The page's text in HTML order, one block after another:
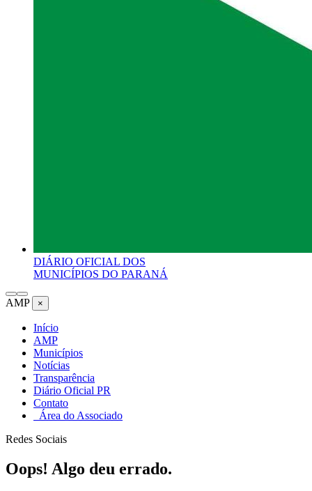
DIÁRIO OFICIAL DOS
MUNICÍPIOS DO PARANÁ
AMP ×
Início
AMP
Municípios
Notícias
Transparência
Diário Oficial PR
Contato
Área do Associado
Redes Sociais
Oops! Algo deu errado.